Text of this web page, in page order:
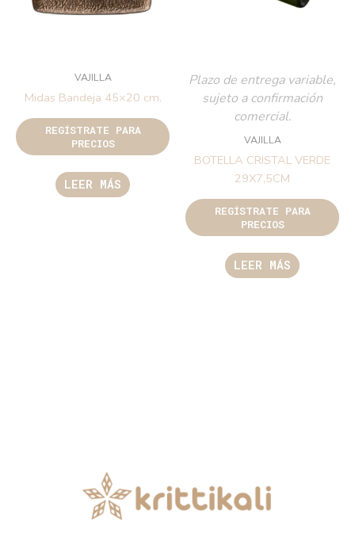
VAJILLA
Midas Bandeja 45×20 cm.
REGÍSTRATE PARA
PRECIOS
LEER MÁS
Plazo de entrega variable,
sujeto a confirmación
comercial.
VAJILLA
BOTELLA CRISTAL VERDE
29X7,5CM
REGÍSTRATE PARA
PRECIOS
LEER MÁS